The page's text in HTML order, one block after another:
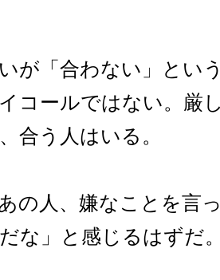
が「合わない」とい
コールではない。厳
合う人はいる。
の人、嫌なことを言
な」と感じるはずだ